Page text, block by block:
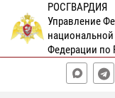
РОСГВАРДИЯ
Управление
Федерации по